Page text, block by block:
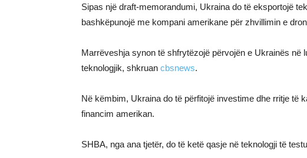
Sipas një draft-memorandumi, Ukraina do të eksportojë
bashkëpunojë me kompani amerikane për zhvillimin e
Marrëveshja synon të shfrytëzojë përvojën e Ukrainës në
teknologjik, shkruan cbsnews.
Në këmbim, Ukraina do të përfitojë investime dhe rritje të
financim amerikan.
SHBA, nga ana tjetër, do të ketë qasje në teknologji të